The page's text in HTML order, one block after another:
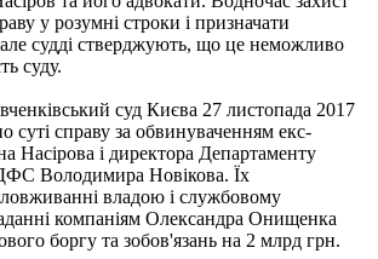
у розумні строки і призначати
але судді стверджують, що це неможливо
суду.
суд Києва 27 листопада 2017
суті справу за обвинуваченням екс-
і директора Департаменту
Володимира Новікова. Їх
владою і службовому
компаніям Олександра Онищенка
боргу та зобов'язань на 2 млрд грн.